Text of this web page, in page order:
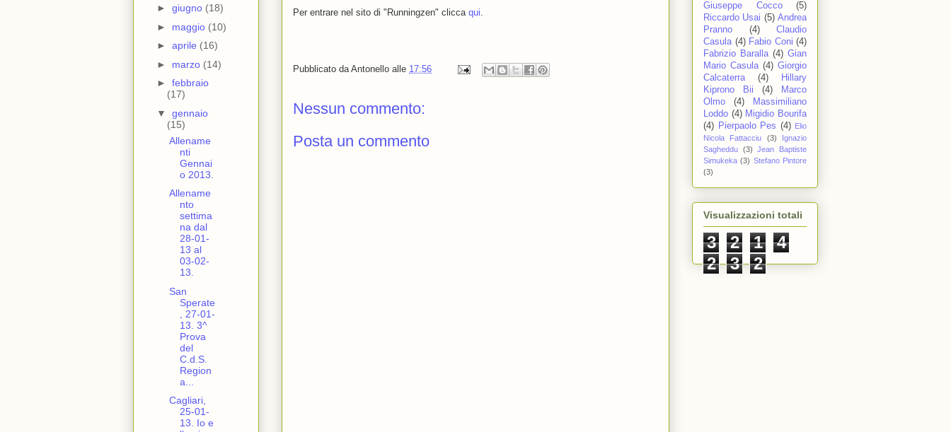
Per entrare nel sito di "Runningzen" clicca qui.
Pubblicato daAntonello alle 17:56
Nessun commento:
Posta un commento
► giugno (18)
► maggio (10)
► aprile (16)
► marzo (14)
► febbraio
(17)
▼ gennaio
(15)
Allename
nti
Gennai
o 2013.
Allename
nto
settima
na dal
28-01-
13 al
03-02-
13.
San
Sperate
, 27-01-
13. 3^
Prova
del
C.d.S.
Region
a...
Cagliari,
25-01-
13. Io e
Giuseppe Cocco
(5)
Riccardo Usai (5) Andrea
Pranno
(4)
Claudio
Casula (4) Fabio Coni (4)
Fabrizio Baralla (4) Gian
Mario Casula (4) Giorgio
Calcaterra
(4)
Hillary
Kiprono Bii
(4)
Marco
Olmo
(4)
Massimiliano
Loddo (4) Migidio Bourifa
(4) Pierpaolo Pes (4)
Elio
Nicola Fattacciu
(3)
Ignazio
Sagheddu (3)
Jean Baptiste
Simukeka (3) Stefano Pintore
(3)
Visualizzazioni totali
3 2 1
4
2
3 2